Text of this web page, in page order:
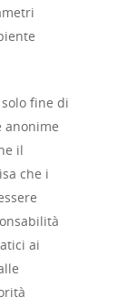
fine di
anonime
il
che i
ai